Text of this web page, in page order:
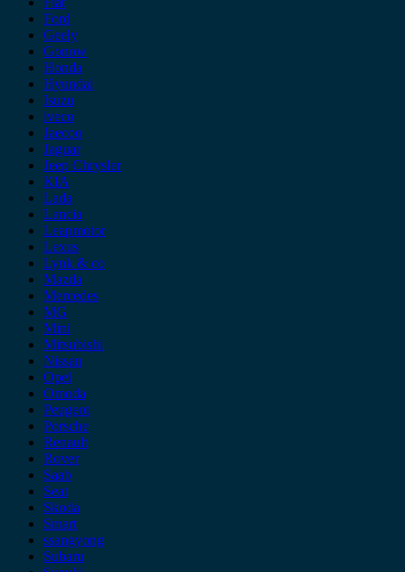
Ford
Geely
Gonow
Honda
Hyundai
Isuzu
iveco
Jaecoo
Jaguar
Jeep Chrysler
KIA
Lada
Lancia
Leapmotor
Lexus
Lynk & co
Mazda
Mercedes
MG
Mini
Mitsubishi
Nissan
Opel
Omoda
Peugeot
Porsche
Renault
Rover
Saab
Seat
Skoda
Smart
ssangyong
Subaru